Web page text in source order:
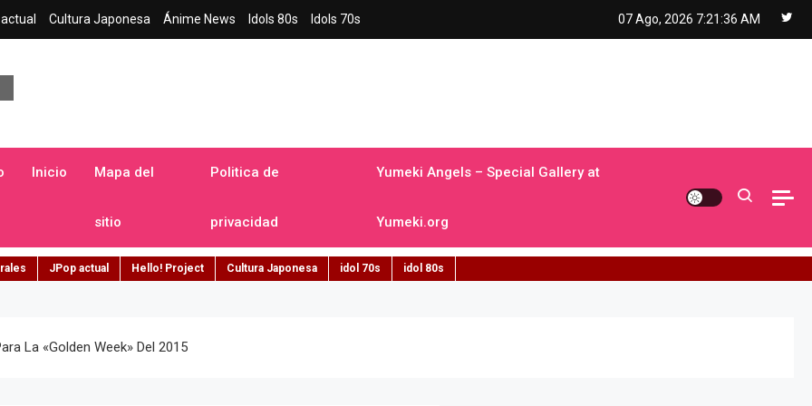
Cultura Japonesa Ánime News Idols 80s Idols 70s 07 Ago, 2026 7:21:37 AM
Inicio Mapa del
sitio
Politica de
privacidad
Yumeki Angels – Special Gallery at
Yumeki.org
JPop actual Hello! Project Cultura Japonesa idol 70s idol 80s
La «Golden Week» Del 2015